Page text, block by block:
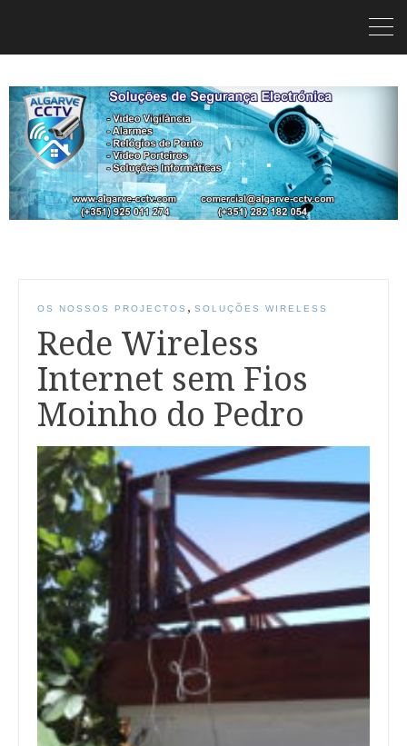
OS NOSSOS PROJECTOS , SOLUÇÕES WIRELESS
Rede Wireless
Internet sem Fios
Moinho do Pedro